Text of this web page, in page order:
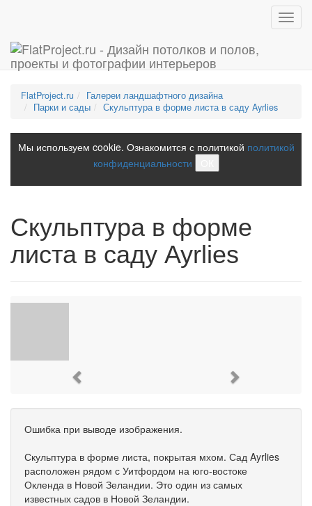
FlatProject.ru
Галереи ландшафтного дизайна
Парки и сады
Скульптура в форме листа в саду Ayrlies
Мы используем cookie. Ознакомится с политикой политикой
конфиденциальности
Скульптура в форме
листа в саду Ayrlies
Ошибка при выводе изображения.
Скульптура в форме листа, покрытая мхом. Сад Ayrlies
расположен рядом с Уитфордом на юго-востоке
Окленда в Новой Зеландии. Это один из самых
известных садов в Новой Зеландии.